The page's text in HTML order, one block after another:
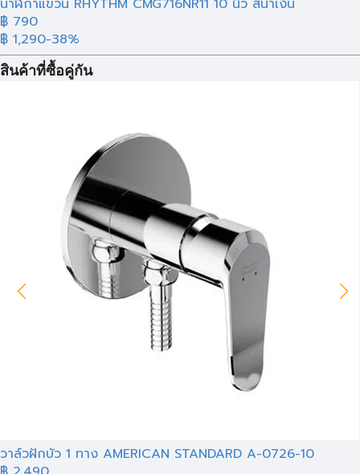
นาฬิกาแขวน RHYTHM CMG716NR11 10 นิ้ว สีน้ำเงิน
฿ 790
฿ 1,290-38%
สินค้าที่ซื้อคู่กัน
วาล์วฝักบัว 1 ทาง AMERICAN STANDARD A-0726-10